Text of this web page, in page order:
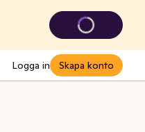
Logga in Skapa konto